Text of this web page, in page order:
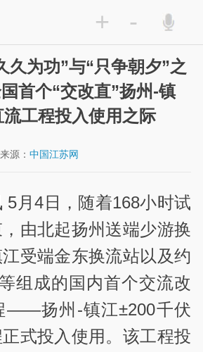
+ -
久为功”与“只争朝夕”之
首个“交改直”扬州-镇
工程投入使用之际
来源：中国江苏网
5月4日，随着168小时试
由北起扬州送端少游换
受端金东换流站以及约
组成的国内首个交流改
——扬州-镇江±200千伏
式投入使用。该工程投